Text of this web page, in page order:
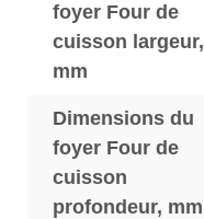
foyer Four de
cuisson largeur,
mm
Dimensions du
foyer Four de
cuisson
profondeur, mm